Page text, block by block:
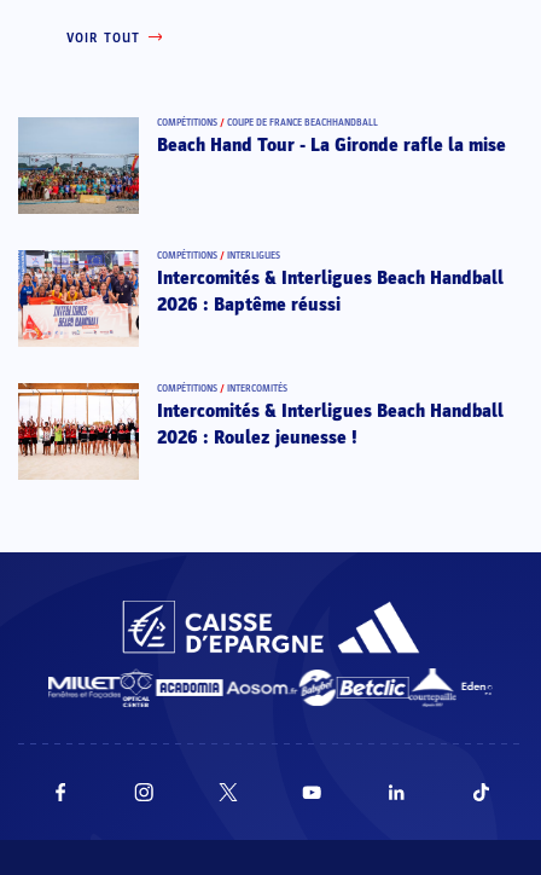
VOIR TOUT
COMPÉTITIONS / COUPE DE FRANCE BEACHHANDBALL
Beach Hand Tour - La Gironde rafle la mise
COMPÉTITIONS / INTERLIGUES
Intercomités & Interligues Beach Handball
2026 : Baptême réussi
COMPÉTITIONS / INTERCOMITÉS
Intercomités & Interligues Beach Handball
2026 : Roulez jeunesse !